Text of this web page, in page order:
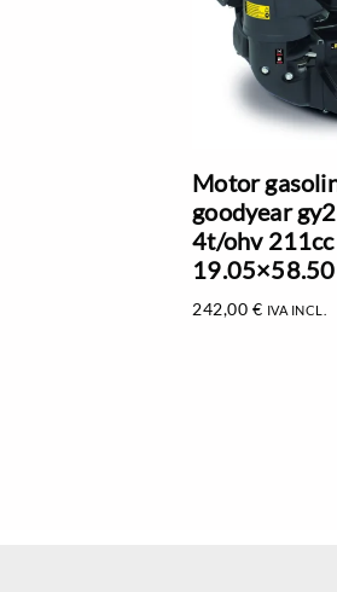
Motor
goodyear
4t/ohv
19.05×58.50
242,00 € IVA INCL.